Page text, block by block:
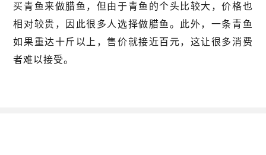
买青鱼来做腊鱼，但由于青鱼的个头比较大，价格也
相对较贵，因此很多人选择做腊鱼。此外，一条青鱼
如果重达十斤以上，售价就接近百元，这让很多消费
者难以接受。